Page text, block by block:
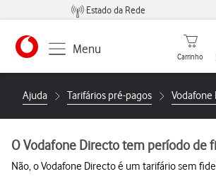
Estado da Rede
https://www.vodafone.pt
Menu
Carrinho
Ajuda Tarifários pré-pagos Vodafone
O Vodafone Directo tem período de
Não, o Vodafone Directo é um tarifário sem